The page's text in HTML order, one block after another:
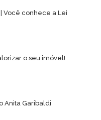
Você conhece a Lei
o seu imóvel!
Anita Garibaldi